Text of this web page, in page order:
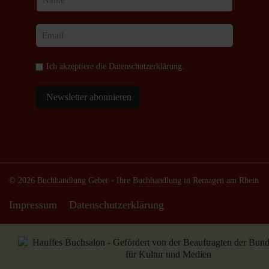
Ich akzeptiere die Datenschutzerklärung.
Newsletter abonnieren
© 2026 Buchhandlung Geber - Ihre Buchhandlung in Remagen am Rhein
Impressum Datenschutzerklärung